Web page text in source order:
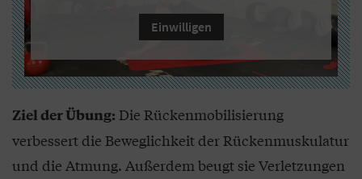
Einwilligen
Ziel der Übung: Die Rückenmobilisierung
verbessert die Beweglichkeit der Rückenmuskulatur
und die Atmung. Außerdem beugt sie Verletzungen